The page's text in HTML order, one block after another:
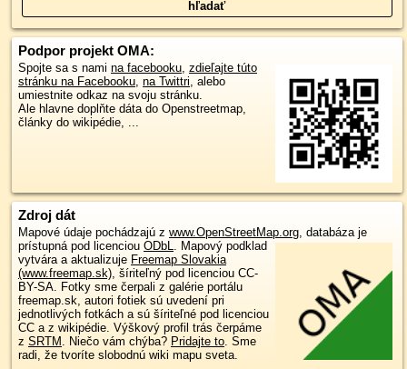
Podpor projekt OMA:
Spojte sa s nami na facebooku, zdieľajte túto
stránku na Facebooku, na Twittri, alebo
umiestnite odkaz na svoju stránku.
Ale hlavne doplňte dáta do Openstreetmap,
články do wikipédie, ...
Zdroj dát
Mapové údaje pochádzajú z www.OpenStreetMap.org , databáza je
prístupná pod licenciou ODbL
Mapový podklad
vytvára a aktualizuje Freemap Slovakia
(www.freemap.sk) , šíriteľný pod licenciou CC-
BY-SA. Fotky sme čerpali z galérie portálu
freemap.sk, autori fotiek sú uvedení pri
jednotlivých fotkách a sú šíriteľné pod licenciou
CC a z wikipédie. Výškový profil trás čerpáme
z SRTM . Niečo vám chýba? Pridajte to . Sme
radi, že tvoríte slobodnú wiki mapu sveta.